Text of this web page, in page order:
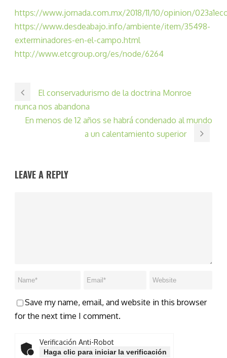
https://www.jornada.com.mx/2018/11/10/opinion/
https://www.desdeabajo.info/ambiente/item/35498-
exterminadores-en-el-campo.html
http://www.etcgroup.org/es/node/6264
El conservadurismo de la doctrina Monroe
nunca nos abandona
En menos de 12 años se habrá condenado al mundo
a un calentamiento superior
LEAVE A REPLY
Save my name, email, and website in this browser
for the next time I comment.
Verificación Anti-Robot
Haga clic para iniciar la verificación